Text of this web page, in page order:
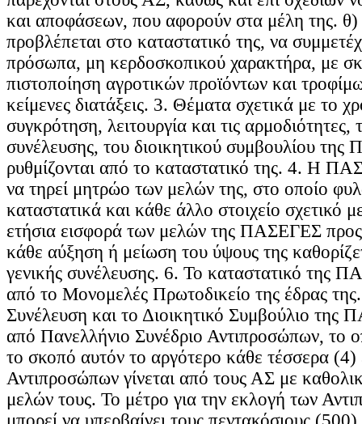
και αποφάσεων, που αφορούν στα μέλη της.
προβλέπεται στο καταστατικό της, να
πρόσωπα, μη κερδοσκοπικού χαρακτήρα, με
πιστοποίηση αγροτικών προϊόντων και
κείμενες διατάξεις. 3. Θέματα σχετικά με το
συγκρότηση, λειτουργία και τις αρμοδιότητες,
συνέλευσης, του διοικητικού συμβουλίου
ρυθμίζονται από το καταστατικό της. 4. Η
να τηρεί μητρώο των μελών της, στο οποίο
καταστατικά και κάθε άλλο στοιχείο σχετικό
ετήσια εισφορά των μελών της ΠΑΣΕΓΕΣ
κάθε αύξηση ή μείωση του ύψους της
γενικής συνέλευσης. 6. Το καταστατικό της
από το Μονομελές Πρωτοδικείο της έδρας
Συνέλευση και το Διοικητικό Συμβούλιο της
από Πανελλήνιο Συνέδριο Αντιπροσώπων, το
το σκοπό αυτόν το αργότερο κάθε τέσσερα
Αντιπροσώπων γίνεται από τους ΑΣ με
μελών τους. Το μέτρο για την εκλογή των